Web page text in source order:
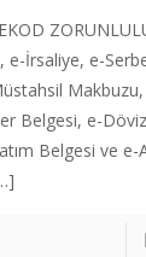
e-İrsaliye, e-
Belgesi, e-
Belgesi ve e-